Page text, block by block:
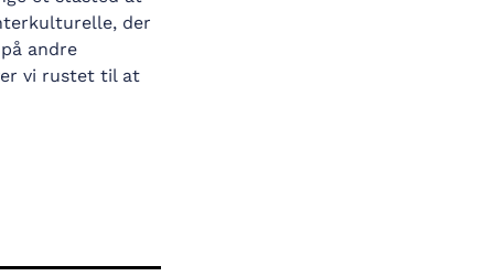
der
andre
vi rustet til at